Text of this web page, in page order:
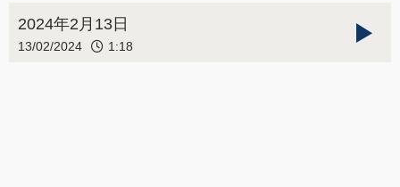
2024年2月13日
13/02/2024 1:18